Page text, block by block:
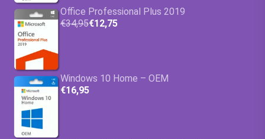
Office Professional Plus 2019
€34,95€12,75
Windows 10 Home – OEM
€16,95